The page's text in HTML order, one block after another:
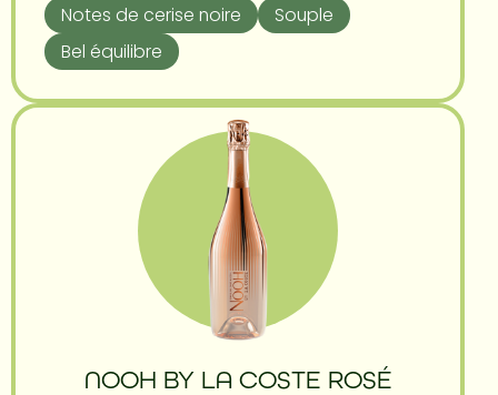
Notes de cerise noire
Souple
Bel équilibre
NOOH BY LA COSTE ROSÉ